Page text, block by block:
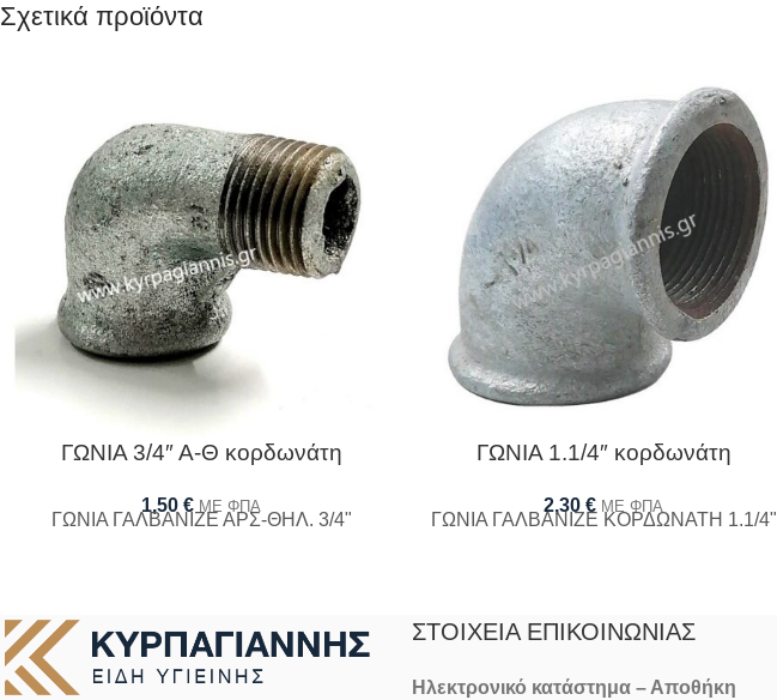
Σχετικά προϊόντα
ΓΩΝΙΑ 3/4″ Α-Θ κορδωνάτη
1,50 € ΜΕ ΦΠΑ
ΓΩΝΙΑ ΓΑΛΒΑΝΙΖΕ ΑΡΣ-ΘΗΛ. 3/4"
ΓΩΝΙΑ 1.1/4″ κορδωνάτη
2,30 € ΜΕ ΦΠΑ
ΓΩΝΙΑ ΓΑΛΒΑΝΙΖΕ ΚΟΡΔΩΝΑΤΗ 1.1/4"
ΣΤΟΙΧΕΊΑ ΕΠΙΚΟΙΝΩΝΊΑΣ
Ηλεκτρονικό κατάστημα – Αποθήκη